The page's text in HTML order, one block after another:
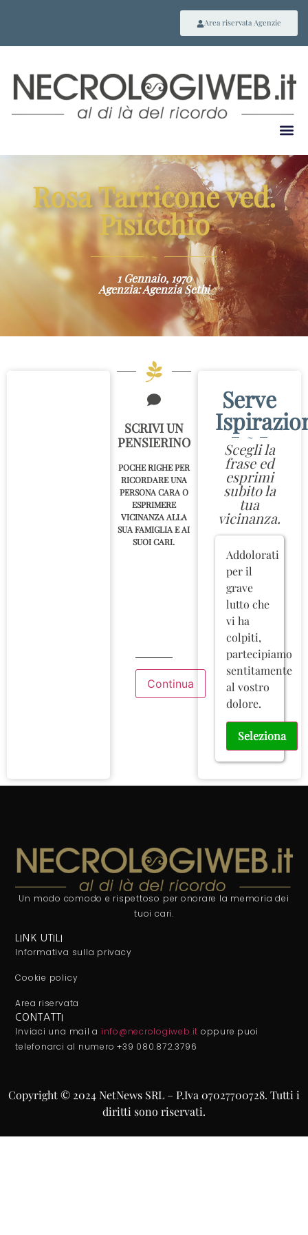
Area riservata Agenzie
Rosa Tarricone ved.
Pisicchio
~
1 Gennaio, 1970
Agenzia: Agenzia Sethi
SCRIVI UN
PENSIERINO
POCHE RIGHE PER
RICORDARE UNA
PERSONA CARA O
ESPRIMERE
VICINANZA ALLA
SUA FAMIGLIA E AI
SUOI CARI.
Serve
~
Scegli la
frase ed
esprimi
subito la
tua
vicinanza.
Addolorati
per il
grave
lutto che
vi ha
colpiti,
partecipiamo
sentitamente
al vostro
dolore.
Seleziona
Un modo comodo e rispettoso per onorare la memoria dei
tuoi cari.
LINK UTILI
Informativa sulla privacy
Cookie policy
Area riservata
CONTATTI
Inviaci una mail a info@necrologiweb.it oppure puoi
telefonarci al numero +39 080.872.3796
Copyright © 2024 NetNews SRL – P.Iva 07027700728. Tutti i
diritti sono riservati.